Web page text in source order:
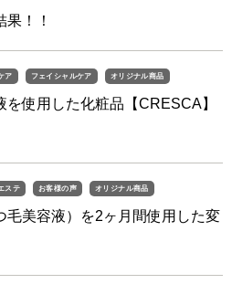
！！
ア フェイシャルケア オリジナル商品
使用した化粧品【CRESCA】
ステ お客様の声 オリジナル商品
毛美容液）を2ヶ月間使用した変